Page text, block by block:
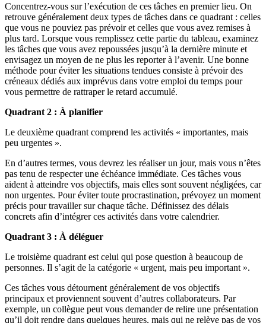
Concentrez-vous sur l’exécution de ces tâches en premier lieu. On
retrouve généralement deux types de tâches dans ce quadrant : celles
que vous ne pouviez pas prévoir et celles que vous avez remises à
plus tard. Lorsque vous remplissez cette partie du tableau, examinez
les tâches que vous avez repoussées jusqu’à la dernière minute et
envisagez un moyen de ne plus les reporter à l’avenir. Une bonne
méthode pour éviter les situations tendues consiste à prévoir des
créneaux dédiés aux imprévus dans votre emploi du temps pour
vous permettre de rattraper le retard accumulé.
Quadrant 2 : À planifier
Le deuxième quadrant comprend les activités « importantes, mais
peu urgentes ».
En d’autres termes, vous devrez les réaliser un jour, mais vous n’êtes
pas tenu de respecter une échéance immédiate. Ces tâches vous
aident à atteindre vos objectifs, mais elles sont souvent négligées, car
non urgentes. Pour éviter toute procrastination, prévoyez un moment
précis pour travailler sur chaque tâche. Définissez des délais
concrets afin d’intégrer ces activités dans votre calendrier.
Quadrant 3 : À déléguer
Le troisième quadrant est celui qui pose question à beaucoup de
personnes. Il s’agit de la catégorie « urgent, mais peu important ».
Ces tâches vous détournent généralement de vos objectifs
principaux et proviennent souvent d’autres collaborateurs. Par
exemple, un collègue peut vous demander de relire une présentation
qu’il doit rendre dans quelques heures, mais qui ne relève pas de vos